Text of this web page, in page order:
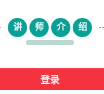
讲 师 介 绍
登录